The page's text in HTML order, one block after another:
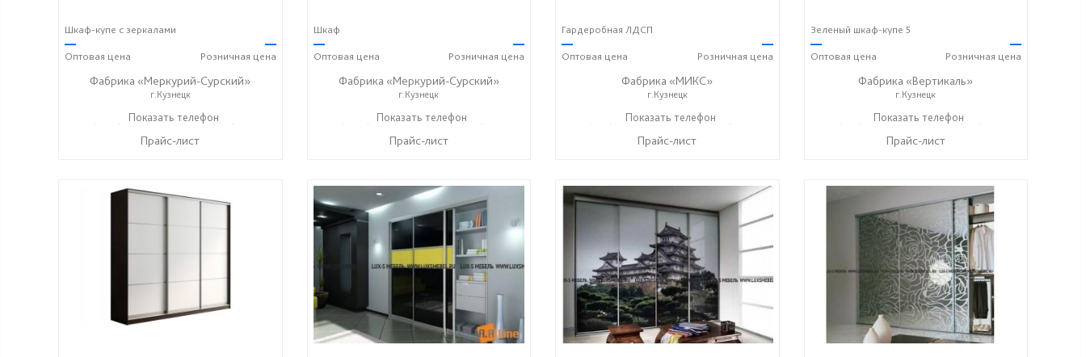
Шкаф-купе с зеркалами
—
Оптовая цена
—
Розничная цена
Фабрика «Меркурий-Сурский»
г.Кузнецк
+7 (8415) 73-05-06 ☎+7 (937) 400-89-79
Показать телефон
Прайс-лист
Шкаф
—
Оптовая цена
—
Розничная цена
Фабрика «Меркурий-Сурский»
г.Кузнецк
+7 (8415) 73-05-06 ☎+7 (937) 400-89-79
Показать телефон
Прайс-лист
Гардеробная ЛДСП
—
Оптовая цена
—
Розничная цена
Фабрика «МИКС»
г.Кузнецк
+7 (937) 423-36-37 ☎+7 (937) 428-44-55
Показать телефон
Прайс-лист
Зеленый шкаф-купе 5
—
Оптовая цена
—
Розничная цена
Фабрика «Вертикаль»
г.Кузнецк
+7 (927) 38-059-88 ☎+7 (927) 38-003-77
Показать телефон
Прайс-лист